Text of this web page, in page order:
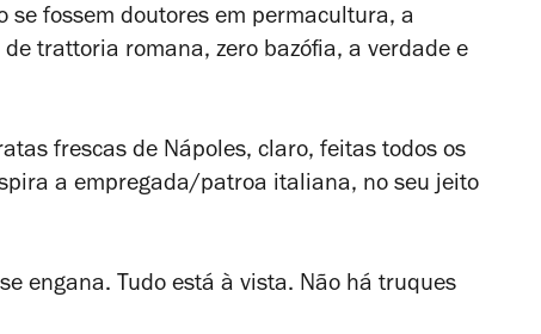
se fossem doutores em permacultura, a
de trattoria romana, zero bazófia, a verdade e
frescas de Nápoles, claro, feitas todos os
a empregada/patroa italiana, no seu jeito
engana. Tudo está à vista. Não há truques